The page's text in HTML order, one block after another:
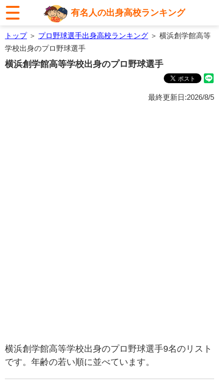
有名人の出身高校ランキング
トップ＞ プロ野球選手出身高校ランキング ＞ 横浜創学館高等
学校出身のプロ野球選手
横浜創学館高等学校出身のプロ野球選手
最終更新日:2026/8/5
横浜創学館高等学校出身のプロ野球選手9名のリスト
です。年齢の若い順に並べています。